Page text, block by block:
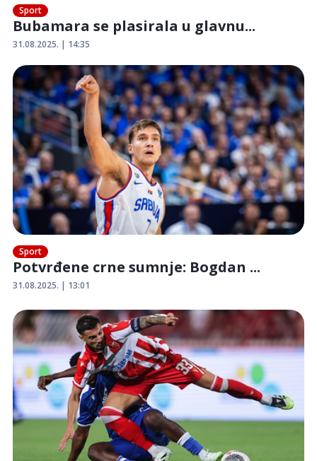
Sport
Bubamara se plasirala u glavnu...
31.08.2025. | 14:35
Sport
Potvrđene crne sumnje: Bogdan ...
31.08.2025. | 13:01